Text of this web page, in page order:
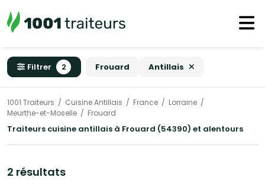
Filtrer 2 Frouard Antillais
1001 Traiteurs Cuisine Antillais France
Lorraine
Meurthe-et-Moselle
Frouard
Traiteurs cuisine antillais à Frouard (54390) et alentours
2 résultats